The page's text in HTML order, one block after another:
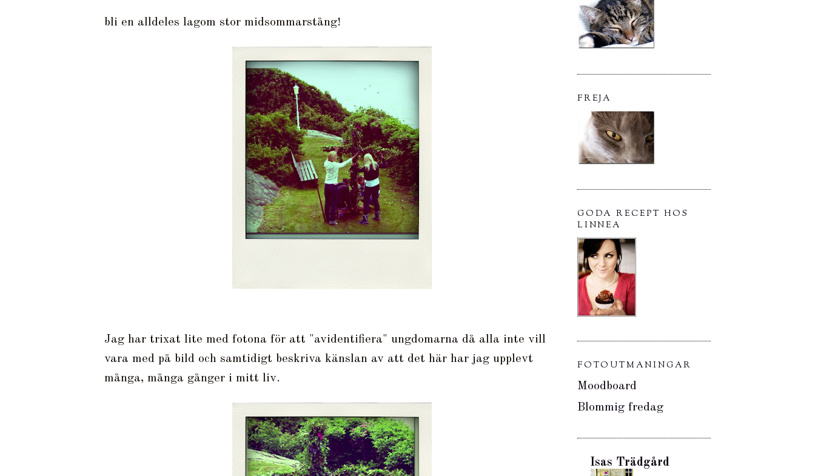
bli en alldeles lagom stor midsommarstång!
Jag har trixat lite med fotona för att "avidentifiera" ungdomarna då alla inte vill
vara med på bild och samtidigt beskriva känslan av att det här har jag upplevt
många, många gånger i mitt liv.
FREJA
GODA RECEPT HOS
LINNEA
FOTOUTMANINGAR
Moodboard
Blommig fredag
Isas Trädgård